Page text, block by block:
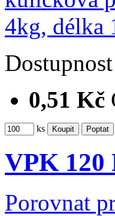
Dostupnost
0,51 Kč
ks
VPK 120
Porovnat